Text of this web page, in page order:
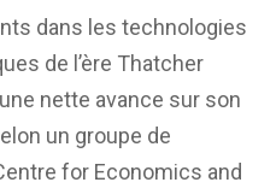
dans les technologies
de l’ère Thatcher
nette avance sur son
un groupe de
for Economics and